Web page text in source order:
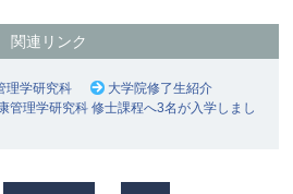
関連リンク
理学研究科
大学院修了生紹介
管理学研究科 修士課程へ3名が入学しまし